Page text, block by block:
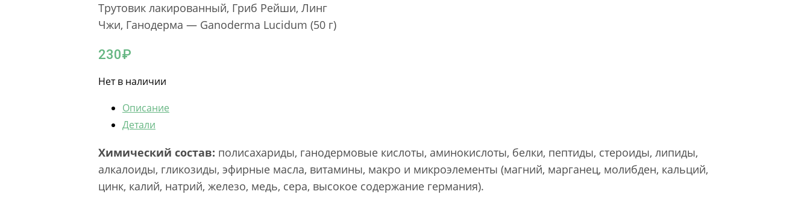
Трутовик лакированный, Гриб Рейши, Линг
Чжи, Ганодерма — Ganoderma Lucidum (50 г)
230₽
Нет в наличии
Описание
Детали
Химический состав: полисахариды, ганодермовые кислоты, аминокислоты, белки, пептиды, стероиды, липиды,
алкалоиды, гликозиды, эфирные масла, витамины, макро и микроэлементы (магний, марганец, молибден, кальций,
цинк, калий, натрий, железо, медь, сера, высокое содержание германия).